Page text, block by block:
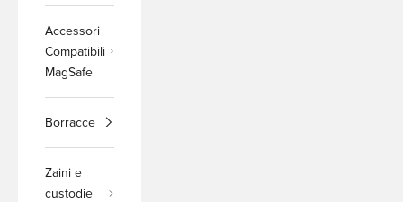
Accessori
Compatibili
MagSafe
Borracce
Zaini e
custodie